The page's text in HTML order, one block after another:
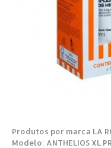
Produtos por marca LA
Modelo: ANTHELIOS XL